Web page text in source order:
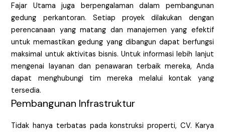
Fajar Utama juga berpengalaman dalam pembangunan
gedung perkantoran. Setiap proyek dilakukan dengan
perencanaan yang matang dan manajemen yang efektif
untuk memastikan gedung yang dibangun dapat berfungsi
maksimal untuk aktivitas bisnis. Untuk informasi lebih lanjut
mengenai layanan dan penawaran terbaik mereka, Anda
dapat menghubungi tim mereka melalui kontak yang
tersedia.
Pembangunan Infrastruktur
Tidak hanya terbatas pada konstruksi properti, CV. Karya